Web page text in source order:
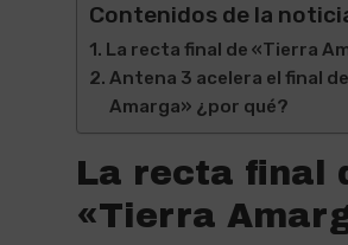
Contenidos de la
La recta final de «Tierra
Antena 3 acelera el final
Amarga» ¿por qué?
La recta final
«Tierra